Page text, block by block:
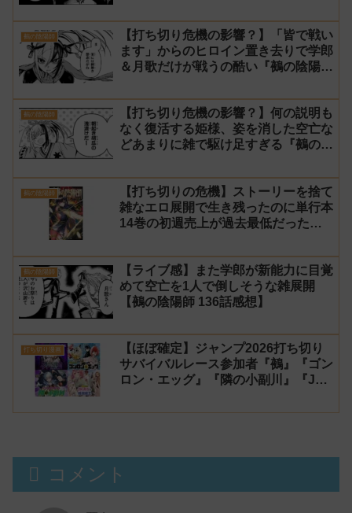
鵺の陰陽師
【打ち切り危機の影響？】「皆で戦い
ます」からのヒロイン置き去りで学郎
＆月歌だけが戦うの酷い『鵺の陰陽
鵺の陰陽師
【打ち切り危機の影響？】何の説明も
なく復活する姫様、姿を消した空亡な
どあまりに雑で駆け足すぎる『鵺の陰
鵺の陰陽師
【打ち切りの危機】ストーリーを捨て
雑なエロ展開で生き残ったのに単行本
14巻の初週売上が過去最低だった
鵺の陰陽師
【ライブ感】また学郎が新能力に目覚
めて空亡を1人で倒しそうな雑展開
【鵺の陰陽師 136話感想】
打ち切り漫画
【ほぼ確定】ジャンプ2026打ち切り
サバイバルレース参加者『鵺』『ゴン
ロン・エッグ』『隣の小副川』『JK
コメント